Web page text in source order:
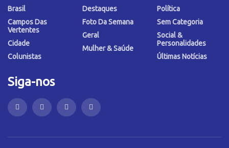
Brasil
Campos Das
Vertentes
Cidade
Colunistas
Destaques
Foto Da Semana
Geral
Mulher & Saúde
Política
Sem Categoria
Social &
Personalidades
Últimas Notícias
Siga-nos